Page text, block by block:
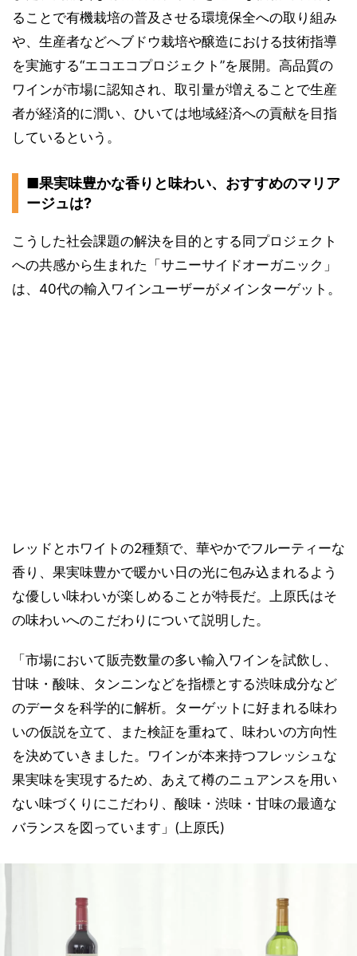
ることで有機栽培の普及させる環境保全への取り組み
や、生産者などへブドウ栽培や醸造における技術指導
を実施する“エコエコプロジェクト”を展開。高品質の
ワインが市場に認知され、取引量が増えることで生産
者が経済的に潤い、ひいては地域経済への貢献を目指
しているという。
■果実味豊かな香りと味わい、おすすめのマリア
ージュは?
こうした社会課題の解決を目的とする同プロジェクト
への共感から生まれた「サニーサイドオーガニック」
は、40代の輸入ワインユーザーがメインターゲット。
レッドとホワイトの2種類で、華やかでフルーティーな
香り、果実味豊かで暖かい日の光に包み込まれるよう
な優しい味わいが楽しめることが特長だ。上原氏はそ
の味わいへのこだわりについて説明した。
「市場において販売数量の多い輸入ワインを試飲し、
甘味・酸味、タンニンなどを指標とする渋味成分など
のデータを科学的に解析。ターゲットに好まれる味わ
いの仮説を立て、また検証を重ねて、味わいの方向性
を決めていきました。ワインが本来持つフレッシュな
果実味を実現するため、あえて樽のニュアンスを用い
ない味づくりにこだわり、酸味・渋味・甘味の最適な
バランスを図っています」(上原氏)